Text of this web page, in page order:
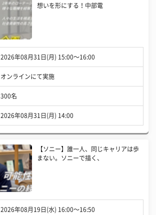
想いを形にする！中部電
2026年08月31日(月) 15:00〜16:00
オンラインにて実施
300名
2026年08月31日(月) 14:00
【ソニー】誰一人、同じキャリアは歩
まない。ソニーで描く、
2026年08月19日(水) 16:00〜16:50